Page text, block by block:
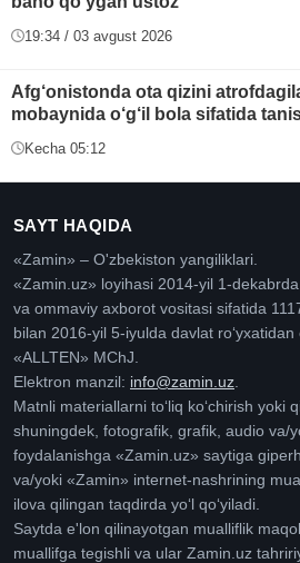
19:34 / 03 avgust 2026
Afg‘onistonda ota qizini
mobaynida o‘g‘il bola sifatida
Kecha 05:12
SAYT HAQIDA
«Zamin» – O'zbekiston yangiliklari.
«Zamin.uz» loyihasi 2014-yil 1-
va ommaviy axborot vositasi sifatida
bilan 2016-yil 5-iyulda davlat
«ALLTEN» MChJ.
Elektron manzil: info@zamin.uz
Matnli materiallarni toʻliq koʻchirish yoki
shuningdek, fotografik, grafik, audio va/
foydalanishga «Zamin.uz» saytiga
va/yoki «Zamin» internet-nashrining
ilova qilingan taqdirda yoʻl qoʻyiladi.
Saytda e'lon qilinayotgan mualliflik
muallifga tegishli va ular Zamin.uz